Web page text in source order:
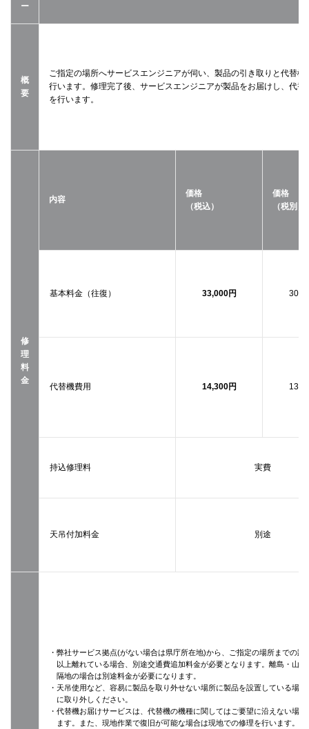
ー
概
要
ご指定の場所へサービスエンジニアが伺い、製品の引き取りと代替機
行います。修理完了後、サービスエンジニアが製品をお届けし、代替
を行います。
修
理
料
金
内容
価格
（税込）
価格
（税別）
基本料金（往復） 33,000円
代替機費用 14,300円
持込修理料 実費
天吊付加料金 別途
・弊社サービス拠点(がない場合は県庁所在地)から、ご指定の場所までの距
以上離れている場合、別途交通費追加料金が必要となります。離島・山間
隔地の場合は別途料金が必要になります。
・天吊使用など、容易に製品を取り外せない場所に製品を設置している場合
に取り外しください。
・代替機お届けサービスは、代替機の機種に関してはご要望に沿えない場合
ます。また、現地作業で復旧が可能な場合は現地での修理を行います。